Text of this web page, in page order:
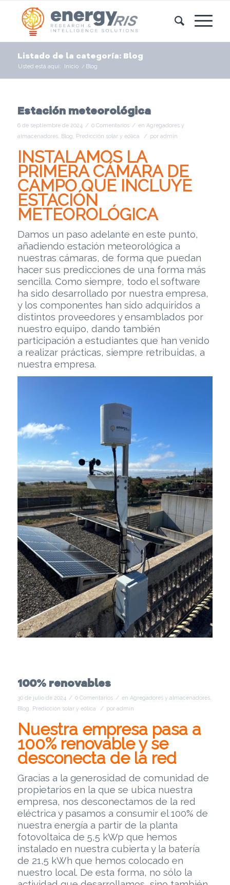
Listado de la categoría: Blog
Usted está aquí: Inicio / Blog
Estación meteorológica
6 de septiembre de 2024 / 0 Comentarios / en Agregadores y
almacenadores, Blog Predicción solar y eólica / por admin
INSTALAMOS LA
PRIMERA CÁMARA DE
CAMPO QUE INCLUYE
ESTACIÓN
METEOROLÓGICA
Damos un paso adelante en este punto,
añadiendo estación meteorológica a
nuestras cámaras, de forma que puedan
hacer sus predicciones de una forma más
sencilla. Como siempre, todo el software
ha sido desarrollado por nuestra empresa,
y los componentes han sido adquiridos a
distintos proveedores y ensamblados por
nuestro equipo, dando también
participación a estudiantes que han venido
a realizar prácticas, siempre retribuidas, a
nuestra empresa.
100% renovables
30 de julio de 2024 / 0 Comentarios / en Agregadores y almacenadores,
Blog
Predicción solar y eólica / por admin
Nuestra empresa pasa a
100% renovable y se
desconecta de la red
Gracias a la generosidad de comunidad de
propietarios en la que se ubica nuestra
empresa, nos desconectamos de la red
eléctrica y pasamos a consumir el 100% de
nuestra energía a partir de la planta
fotovoltaica de 5,5 kWp que hemos
instalado en nuestra cubierta y la batería
de 21,5 kWh que hemos colocado en
nuestro local. De esta forma, no sólo la